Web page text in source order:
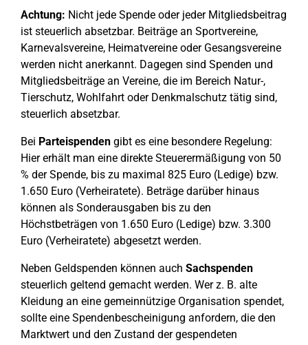
Achtung: Nicht jede Spende oder jeder Mitgliedsbeitrag
ist steuerlich absetzbar. Beiträge an Sportvereine,
Karnevalsvereine, Heimatvereine oder Gesangsvereine
werden nicht anerkannt. Dagegen sind Spenden und
Mitgliedsbeiträge an Vereine, die im Bereich Natur-,
Tierschutz, Wohlfahrt oder Denkmalschutz tätig sind,
steuerlich absetzbar.
Bei Parteispenden gibt es eine besondere Regelung:
Hier erhält man eine direkte Steuerermäßigung von 50
% der Spende, bis zu maximal 825 Euro (Ledige) bzw.
1.650 Euro (Verheiratete). Beträge darüber hinaus
können als Sonderausgaben bis zu den
Höchstbeträgen von 1.650 Euro (Ledige) bzw. 3.300
Euro (Verheiratete) abgesetzt werden.
Neben Geldspenden können auch Sachspenden
steuerlich geltend gemacht werden. Wer z. B. alte
Kleidung an eine gemeinnützige Organisation spendet,
sollte eine Spendenbescheinigung anfordern, die den
Marktwert und den Zustand der gespendeten